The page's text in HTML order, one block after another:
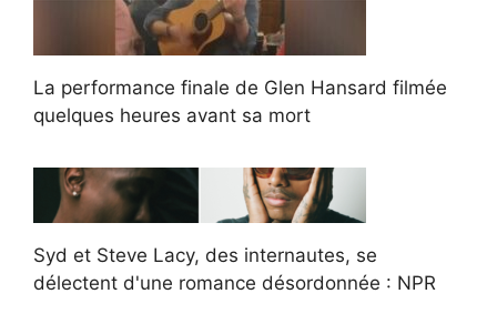
La performance finale de Glen Hansard filmée
quelques heures avant sa mort
Syd et Steve Lacy, des internautes, se
délectent d'une romance désordonnée : NPR